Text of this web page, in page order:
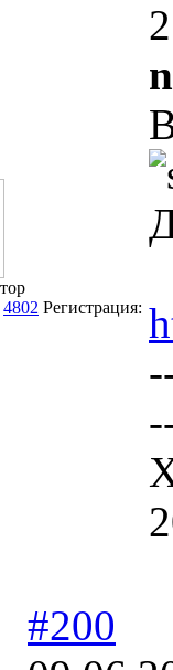
4802 Регистрация:
#200